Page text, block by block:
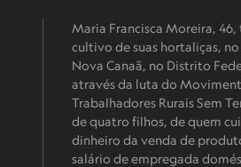
Maria Francisca Moreira, 46,
cultivo de suas hortaliças,
Nova Canaã, no Distrito
através da luta do
Trabalhadores Rurais Sem
de quatro filhos, de quem
dinheiro da venda de
salário de empregada